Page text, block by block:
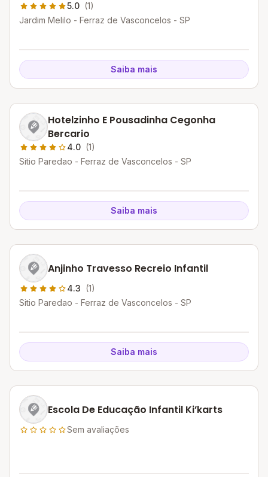
5.0 (1)
Jardim Melilo - Ferraz de Vasconcelos - SP
Saiba mais
Hotelzinho E Pousadinha Cegonha
Bercario
4.0 (1)
Sitio Paredao - Ferraz de Vasconcelos - SP
Saiba mais
Anjinho Travesso Recreio Infantil
4.3 (1)
Sitio Paredao - Ferraz de Vasconcelos - SP
Saiba mais
Escola De Educação Infantil Ki’karts
Sem avaliações